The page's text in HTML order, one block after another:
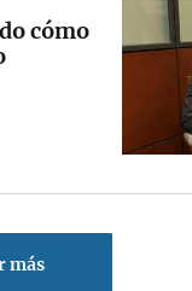
cómo
más